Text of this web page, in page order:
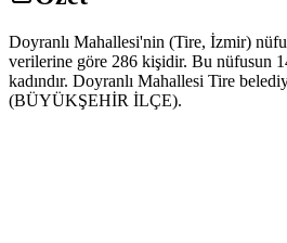
Doyranlı Mahallesi'nin (Tire, İzmir)
verilerine göre 286 kişidir. Bu nüfusun
kadındır. Doyranlı Mahallesi Tire
(BÜYÜKŞEHİR İLÇE).